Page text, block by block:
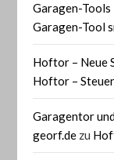
Garagen-Tools
Garagen-Tool
Hoftor – Neue
Hoftor –
Garagentor
georf.de zu